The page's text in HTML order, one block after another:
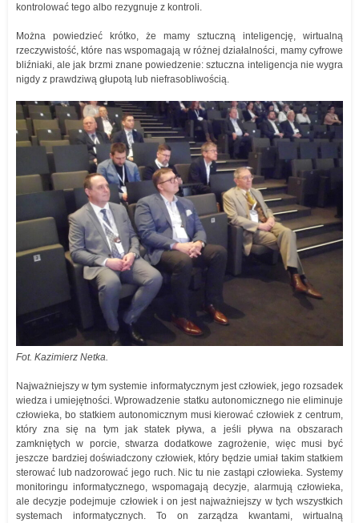
kontrolować tego albo rezygnuje z kontroli.
Można powiedzieć krótko, że mamy sztuczną inteligencję, wirtualną
rzeczywistość, które nas wspomagają w różnej działalności, mamy cyfrowe
bliźniaki, ale jak brzmi znane powiedzenie: sztuczna inteligencja nie wygra
nigdy z prawdziwą głupotą lub niefrasobliwością.
Fot. Kazimierz Netka.
Najważniejszy w tym systemie informatycznym jest człowiek, jego rozsadek
wiedza i umiejętności. Wprowadzenie statku autonomicznego nie eliminuje
człowieka, bo statkiem autonomicznym musi kierować człowiek z centrum,
który zna się na tym jak statek pływa, a jeśli pływa na obszarach
zamkniętych w porcie, stwarza dodatkowe zagrożenie, więc musi być
jeszcze bardziej doświadczony człowiek, który będzie umiał takim statkiem
sterować lub nadzorować jego ruch. Nic tu nie zastąpi człowieka. Systemy
monitoringu informatycznego, wspomagają decyzje, alarmują człowieka,
ale decyzje podejmuje człowiek i on jest najważniejszy w tych wszystkich
systemach informatycznych. To on zarządza kwantami, wirtualną